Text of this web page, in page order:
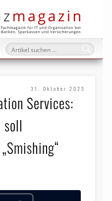
31. Oktober 2025
Services: